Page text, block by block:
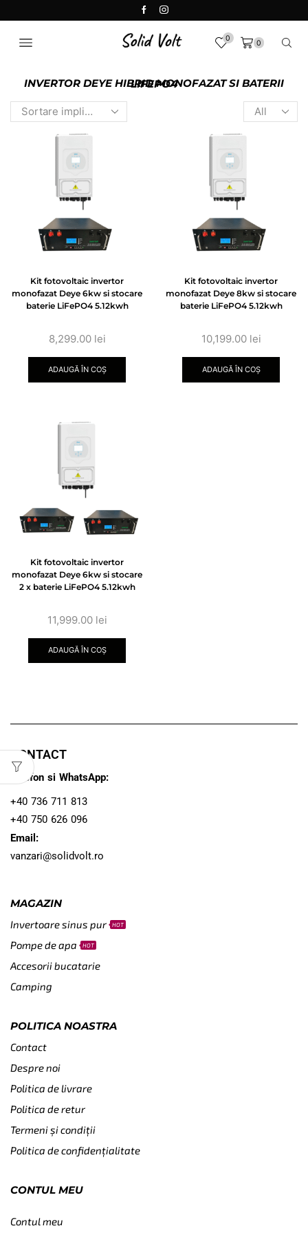
0
0
INVERTOR DEYE HIBRID MONOFAZAT SI BATERII LIFEPO4
Kit fotovoltaic invertor
monofazat Deye 6kw si stocare
baterie LiFePO4 5.12kwh
8,299.00 lei
ADAUGĂ ÎN COȘ
Kit fotovoltaic invertor
monofazat Deye 8kw si stocare
baterie LiFePO4 5.12kwh
10,199.00 lei
ADAUGĂ ÎN COȘ
Kit fotovoltaic invertor
monofazat Deye 6kw si stocare
2 x baterie LiFePO4 5.12kwh
11,999.00 lei
ADAUGĂ ÎN COȘ
CONTACT
Telefon si WhatsApp:
+40 736 711 813
+40 750 626 096
Email:
vanzari@solidvolt.ro
MAGAZIN
Invertoare sinus pur HOT
Pompe de apa HOT
Accesorii bucatarie
Camping
POLITICA NOASTRA
Contact
Despre noi
Politica de livrare
Politica de retur
Termeni și condiții
Politica de confidențialitate
CONTUL MEU
Contul meu